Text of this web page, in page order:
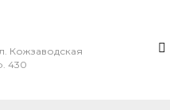
Кожзаводская
430